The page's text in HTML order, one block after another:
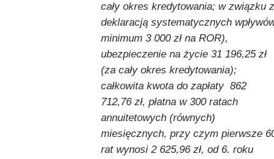
cały okres kredytowania; w związku z
deklaracją systematycznych
minimum 3 000 zł na ROR),
ubezpieczenie na życie 31 196,25 zł
(za cały okres kredytowania);
całkowita kwota do zapłaty 862
712,76 zł, płatna w 300 ratach
annuitetowych (równych)
miesięcznych, przy czym pierwsze
rat wynosi 2 625,96 zł, od 6. roku